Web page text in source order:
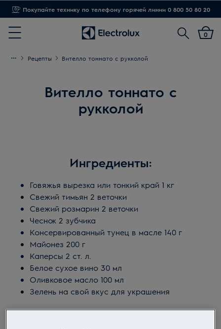
Доставка от 1,20 грн
Menu
Поиск 0
Рецепты Вителло тоннато с рукколой
Вителло тоннато с
рукколой
Ингредиенты:
Говяжья вырезка или тонкий край 1 кг
Свежий тимьян 2 веточки
Свежий розмарин 2 веточки
Чеснок 2 зубчика
Консервированный тунец в масле 140 г
Майонез 200 г
Каперсы 2 ст. л.
Белое сухое вино 30 мл
Оливковое масло 100 мл
Зелень на свой вкус для украшения